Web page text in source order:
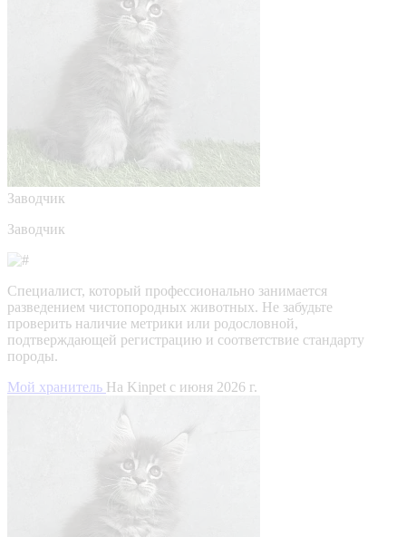
Заводчик
Заводчик
Специалист, который профессионально занимается
разведением чистопородных животных. Не забудьте
проверить наличие метрики или родословной,
подтверждающей регистрацию и соответствие стандарту
породы.
Мой хранитель На Kinpet c июня 2026 г.